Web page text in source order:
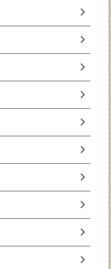
chevron_right
chevron_right
chevron_right
chevron_right
chevron_right
chevron_right
chevron_right
chevron_right
chevron_right
chevron_right